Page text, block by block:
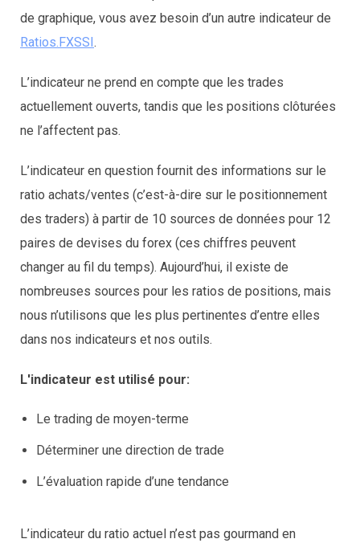
de graphique, vous avez besoin d’un autre indicateur de
Ratios.FXSSI .
L’indicateur ne prend en compte que les trades
actuellement ouverts, tandis que les positions clôturées
ne l’affectent pas.
L’indicateur en question fournit des informations sur le
ratio achats/ventes (c’est-à-dire sur le positionnement
des traders) à partir de 10 sources de données pour 12
paires de devises du forex (ces chiffres peuvent
changer au fil du temps). Aujourd’hui, il existe de
nombreuses sources pour les ratios de positions, mais
nous n’utilisons que les plus pertinentes d’entre elles
dans nos indicateurs et nos outils.
L'indicateur est utilisé pour:
Le trading de moyen-terme
Déterminer une direction de trade
L’évaluation rapide d’une tendance
L’indicateur du ratio actuel n’est pas gourmand en